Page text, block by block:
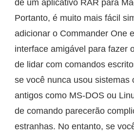
de um aplicativo RAR para
Portanto, é muito mais fácil
adicionar o Commander One
interface amigável para fazer
de lidar com comandos
se você nunca usou sistemas
antigos como MS-DOS ou
de comando parecerão
estranhas. No entanto, se